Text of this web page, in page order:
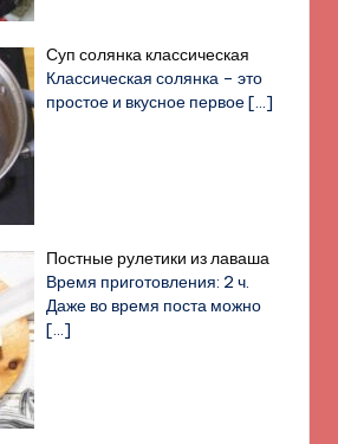
Суп солянка классическая
Классическая солянка – это
простое и вкусное первое[…]
Постные рулетики из лаваша
Время приготовления: 2 ч.
Даже во время поста можно
[…]